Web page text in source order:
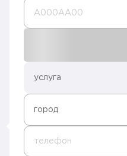
А000AA00
услуга
город
телефон